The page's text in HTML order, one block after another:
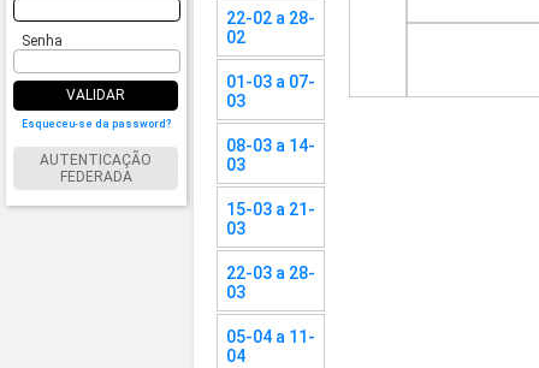
Senha
VALIDAR
Esqueceu-se da password?
AUTENTICAÇÃO
FEDERADA
22-02 a 28-
02
01-03 a 07-
03
08-03 a 14-
03
15-03 a 21-
03
22-03 a 28-
03
05-04 a 11-
04